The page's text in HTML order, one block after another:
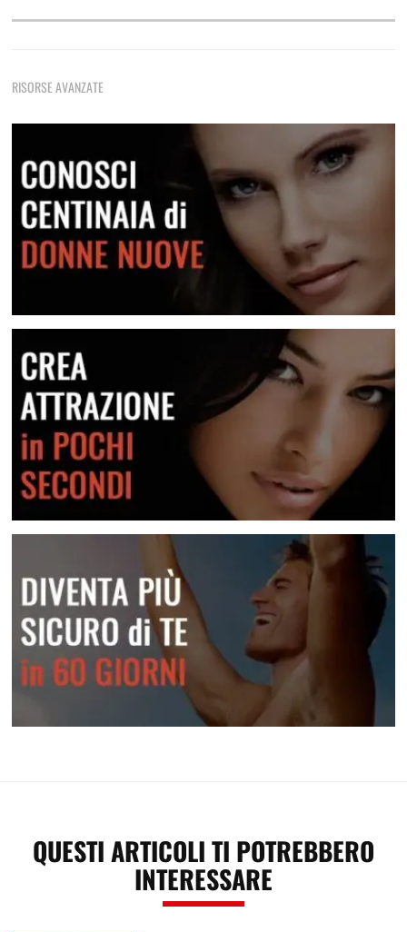
Frasi E Messaggi Per Rimorchiare In Chat
Una raccolta di messaggi per le varie situazioni
Lei Non Risponde Ai Messaggi? Come Risolvere
Scopri come risolvere questa situazione
RISORSE AVANZATE
Conosci centinaia di donne nuove
Crea attrazione in pochi secondi
QUESTI ARTICOLI TI POTREBBERO
INTERESSARE